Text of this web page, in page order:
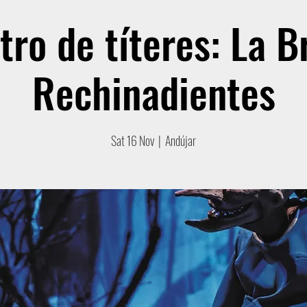
de títeres: La
Rechinadientes
Sat 16 Nov
  |
Andújar